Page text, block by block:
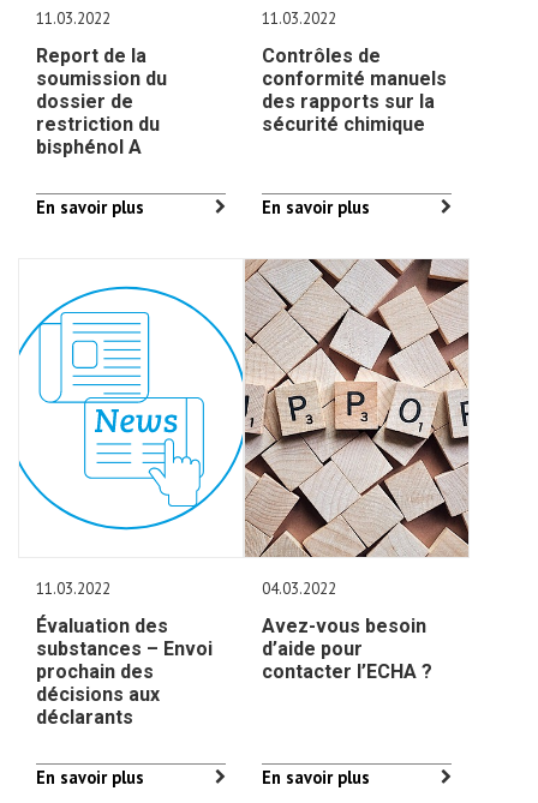
11.03.2022
Report de la
soumission du
dossier de
restriction du
bisphénol A
En savoir plus
11.03.2022
Contrôles de
conformité manuels
des rapports sur la
sécurité chimique
En savoir plus
11.03.2022
Évaluation des
substances – Envoi
prochain des
décisions aux
déclarants
En savoir plus
04.03.2022
Avez-vous besoin
d’aide pour
contacter l’ECHA ?
En savoir plus